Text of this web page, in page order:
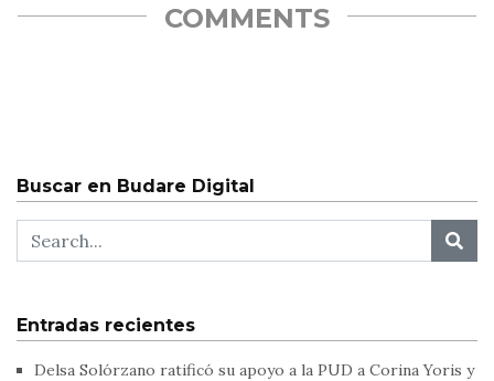
COMMENTS
Buscar en Budare Digital
Entradas recientes
Delsa Solórzano ratificó su apoyo a la PUD a Corina Yoris y